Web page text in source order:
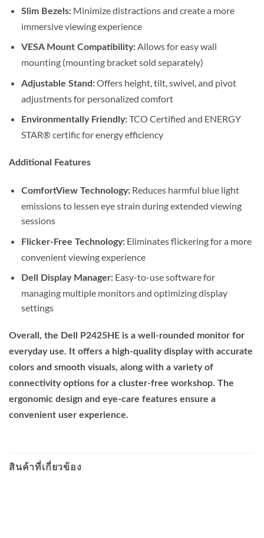
Slim Bezels:Minimize distractions and create a more
immersive viewing experience
VESA Mount Compatibility:Allows for easy wall
mounting (mounting bracket sold separately)
Adjustable Stand:Offers height, tilt, swivel, and pivot
adjustments for personalized comfort
Environmentally Friendly:TCO Certified and ENERGY
STAR® certific for energy efficiency
Additional Features
ComfortView Technology:Reduces harmful blue light
emissions to lessen eye strain during extended viewing
sessions
Flicker-Free Technology:Eliminates flickering for a more
convenient viewing experience
Dell Display Manager:Easy-to-use software for
managing multiple monitors and optimizing display
settings
Overall, the Dell P2425HE is a well-rounded monitor for
everyday use. It offers a high-quality display with accurate
colors and smooth visuals, along with a variety of
connectivity options for a cluster-free workshop. The
ergonomic design and eye-care features ensure a
convenient user experience.
สินค้าที่เกี่ยวข้อง